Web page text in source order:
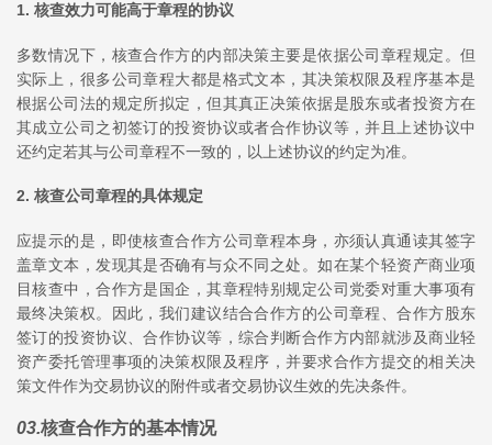
1. 核查效力可能高于章程的协议
多数情况下，核查合作方的内部决策主要是依据公司章程规定。但
实际上，很多公司章程大都是格式文本，其决策权限及程序基本是
根据公司法的规定所拟定，但其真正决策依据是股东或者投资方在
其成立公司之初签订的投资协议或者合作协议等，并且上述协议中
还约定若其与公司章程不一致的，以上述协议的约定为准。
2. 核查公司章程的具体规定
应提示的是，即使核查合作方公司章程本身，亦须认真通读其签字
盖章文本，发现其是否确有与众不同之处。如在某个轻资产商业项
目核查中，合作方是国企，其章程特别规定公司党委对重大事项有
最终决策权。因此，我们建议结合合作方的公司章程、合作方股东
签订的投资协议、合作协议等，综合判断合作方内部就涉及商业轻
资产委托管理事项的决策权限及程序，并要求合作方提交的相关决
策文件作为交易协议的附件或者交易协议生效的先决条件。
03.核查合作方的基本情况